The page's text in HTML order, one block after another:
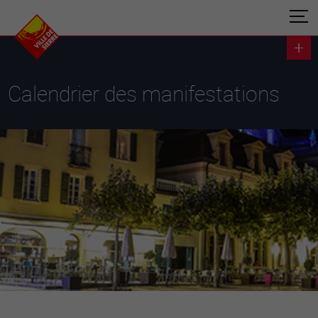
Calendrier des manifestations